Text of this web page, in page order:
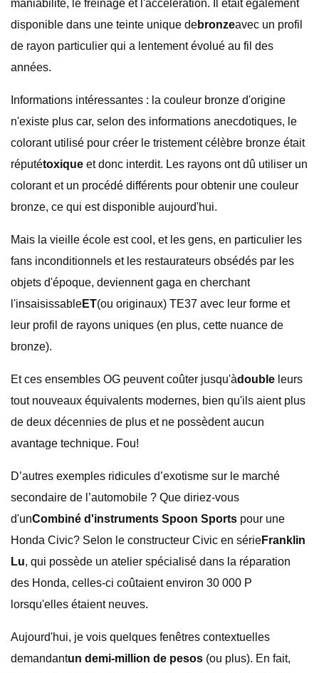
maniabilité, le freinage et l'accélération. Il était également
disponible dans une teinte unique debronzeavec un profil
de rayon particulier qui a lentement évolué au fil des
années.
Informations intéressantes : la couleur bronze d'origine
n'existe plus car, selon des informations anecdotiques, le
colorant utilisé pour créer le tristement célèbre bronze était
réputétoxique et donc interdit. Les rayons ont dû utiliser un
colorant et un procédé différents pour obtenir une couleur
bronze, ce qui est disponible aujourd'hui.
Mais la vieille école est cool, et les gens, en particulier les
fans inconditionnels et les restaurateurs obsédés par les
objets d'époque, deviennent gaga en cherchant
l'insaisissableET(ou originaux) TE37 avec leur forme et
leur profil de rayons uniques (en plus, cette nuance de
bronze).
Et ces ensembles OG peuvent coûter jusqu'àdouble leurs
tout nouveaux équivalents modernes, bien qu'ils aient plus
de deux décennies de plus et ne possèdent aucun
avantage technique. Fou!
D’autres exemples ridicules d’exotisme sur le marché
secondaire de l’automobile ? Que diriez-vous
d'unCombiné d'instruments Spoon Sports pour une
Honda Civic? Selon le constructeur Civic en sérieFranklin
Lu, qui possède un atelier spécialisé dans la réparation
des Honda, celles-ci coûtaient environ 30 000 P
lorsqu'elles étaient neuves.
Aujourd'hui, je vois quelques fenêtres contextuelles
demandantun demi-million de pesos (ou plus). En fait,